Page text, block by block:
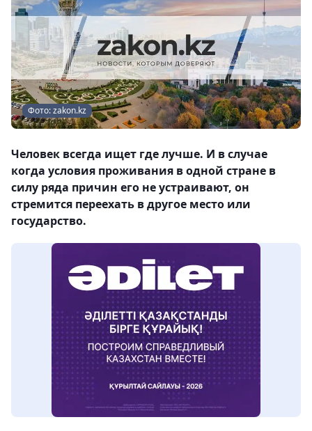
Фото: zakon.kz
Человек всегда ищет где лучше. И в случае
когда условия проживания в одной стране в
силу ряда причин его не устраивают, он
стремится переехать в другое место или
государство.